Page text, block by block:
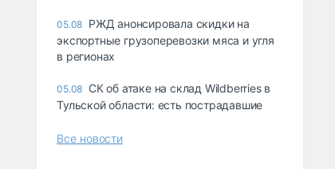
05.08 РЖД анонсировала скидки на
экспортные грузоперевозки мяса и угля
в регионах
05.08 СК об атаке на склад Wildberries в
Тульской области: есть пострадавшие
Все новости